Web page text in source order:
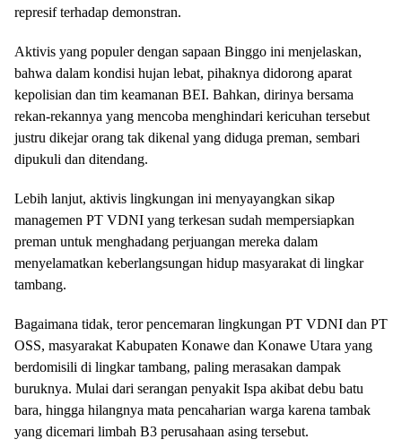
represif terhadap demonstran.
Aktivis yang populer dengan sapaan Binggo ini menjelaskan,
bahwa dalam kondisi hujan lebat, pihaknya didorong aparat
kepolisian dan tim keamanan BEI. Bahkan, dirinya bersama
rekan-rekannya yang mencoba menghindari kericuhan tersebut
justru dikejar orang tak dikenal yang diduga preman, sembari
dipukuli dan ditendang.
Lebih lanjut, aktivis lingkungan ini menyayangkan sikap
managemen PT VDNI yang terkesan sudah mempersiapkan
preman untuk menghadang perjuangan mereka dalam
menyelamatkan keberlangsungan hidup masyarakat di lingkar
tambang.
Bagaimana tidak, teror pencemaran lingkungan PT VDNI dan PT
OSS, masyarakat Kabupaten Konawe dan Konawe Utara yang
berdomisili di lingkar tambang, paling merasakan dampak
buruknya. Mulai dari serangan penyakit Ispa akibat debu batu
bara, hingga hilangnya mata pencaharian warga karena tambak
yang dicemari limbah B3 perusahaan asing tersebut.